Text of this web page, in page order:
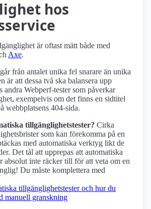
hos
är oftast mätt både med
Axe.
från antalet unika fel snarare än unika
är att dessa två ska balansera upp
andra Webperf-tester som påverkar
exempelvis om det finns en sidtitel
webbplatsens 404-sida.
tillgänglighets­tester? Cirka
som kan förekomma på en
med automatiska verktyg likt de
Det tål att upprepas att automatiska
absolut inte räcker till för att veta om en
Du måste komplettera med
tillgänglighets­tester och hur du
manuell granskning